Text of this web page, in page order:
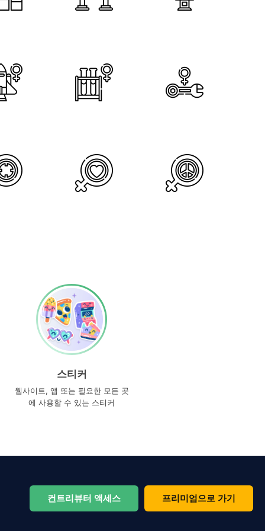
스티커
웹사이트, 앱 또는 필요한 모든 곳
에 사용할 수 있는 스티커
컨트리뷰터 액세스 프리미엄으로 가기